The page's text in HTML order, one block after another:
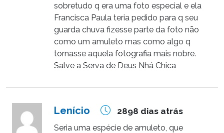
sobretudo q era uma foto especial e ela
Francisca Paula teria pedido para q seu
guarda chuva fizesse parte da foto não
como um amuleto mas como algo q
tornasse aquela fotografia mais nobre.
Salve a Serva de Deus Nhá Chica
Lenício 2898 dias atrás
Seria uma espécie de amuleto, que